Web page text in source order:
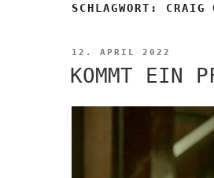
SCHLAGWORT: CRAIG
VERÖFFENTLICHT
12. APRIL 2022
KOMMT EIN